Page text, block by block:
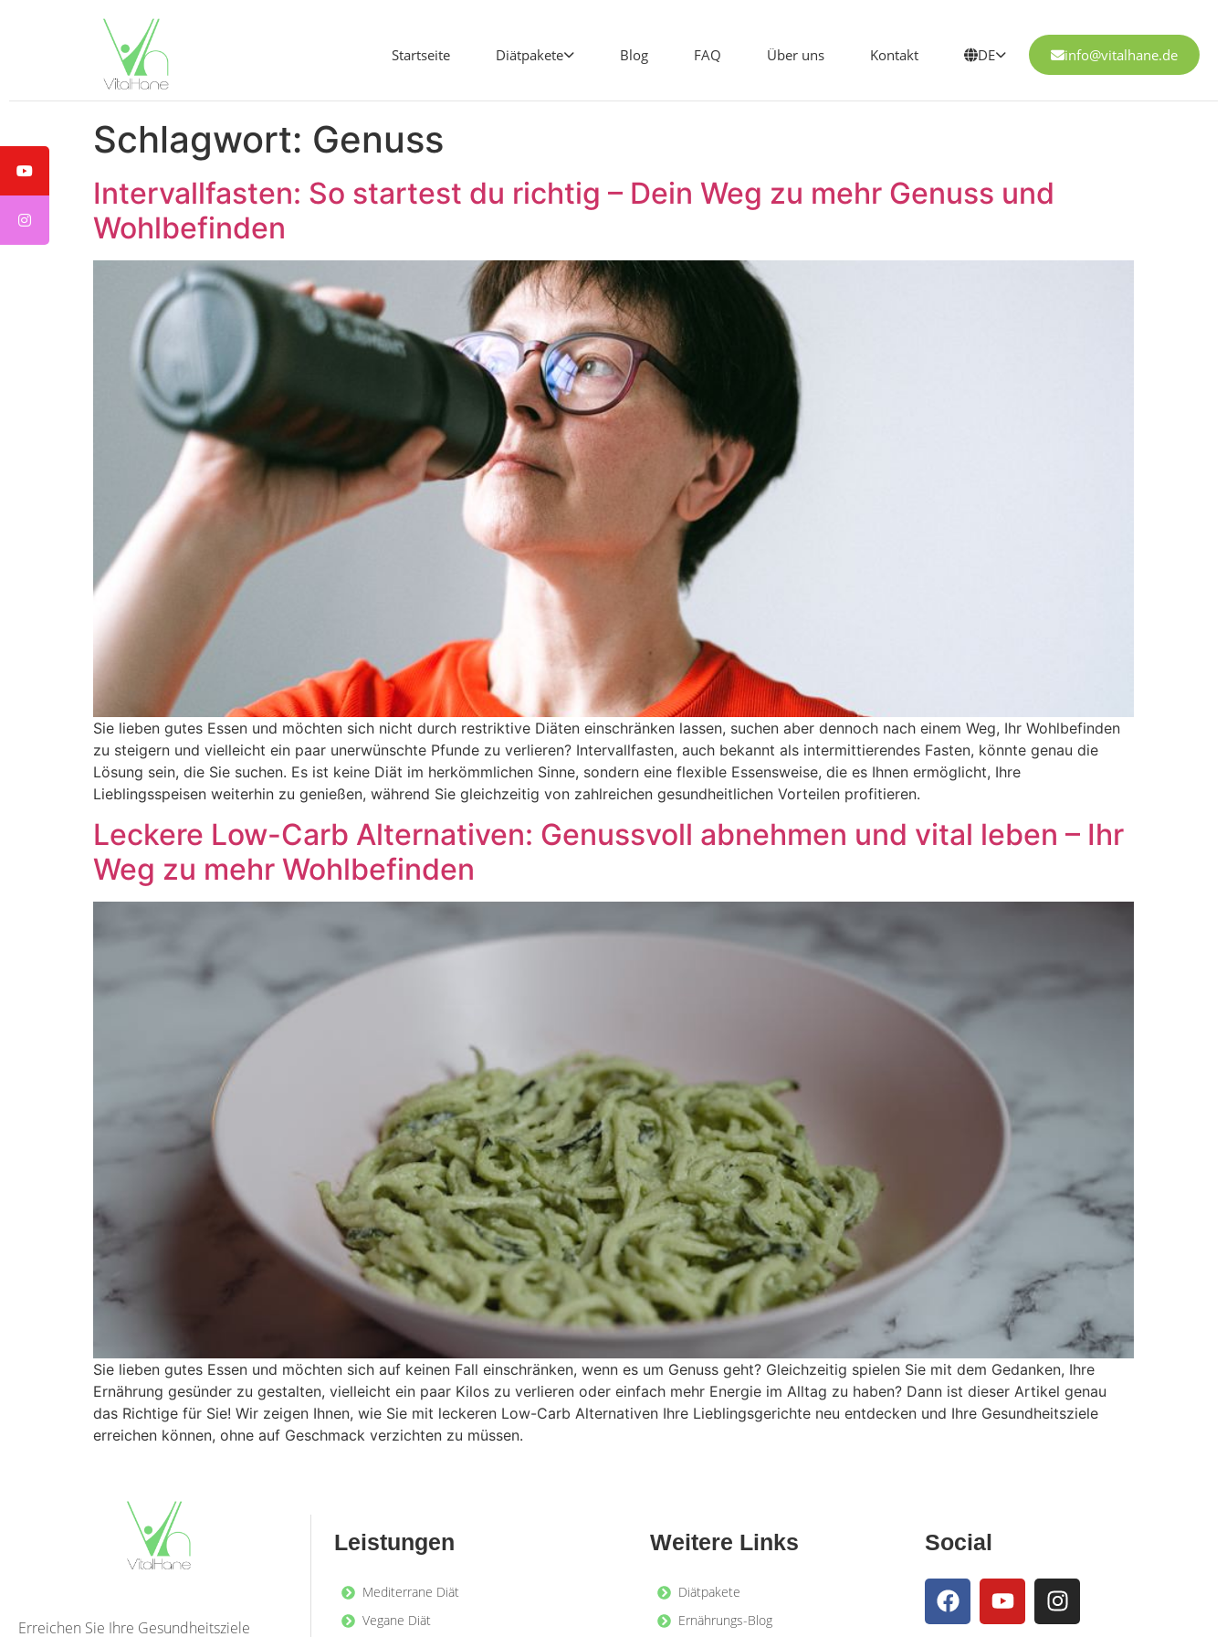
Startseite Diätpakete Blog FAQ Über uns Kontakt DE info@vitalhane.de
Schlagwort: Genuss
Intervallfasten: So startest du richtig – Dein Weg zu mehr Genuss und
Wohlbefinden
Sie lieben gutes Essen und möchten sich nicht durch restriktive Diäten einschränken lassen, suchen aber dennoch nach einem Weg, Ihr Wohlbefinden
zu steigern und vielleicht ein paar unerwünschte Pfunde zu verlieren? Intervallfasten, auch bekannt als intermittierendes Fasten, könnte genau die
Lösung sein, die Sie suchen. Es ist keine Diät im herkömmlichen Sinne, sondern eine flexible Essensweise, die es Ihnen ermöglicht, Ihre
Lieblingsspeisen weiterhin zu genießen, während Sie gleichzeitig von zahlreichen gesundheitlichen Vorteilen profitieren.
Leckere Low-Carb Alternativen: Genussvoll abnehmen und vital leben – Ihr
Weg zu mehr Wohlbefinden
Sie lieben gutes Essen und möchten sich auf keinen Fall einschränken, wenn es um Genuss geht? Gleichzeitig spielen Sie mit dem Gedanken, Ihre
Ernährung gesünder zu gestalten, vielleicht ein paar Kilos zu verlieren oder einfach mehr Energie im Alltag zu haben? Dann ist dieser Artikel genau
das Richtige für Sie! Wir zeigen Ihnen, wie Sie mit leckeren Low-Carb Alternativen Ihre Lieblingsgerichte neu entdecken und Ihre Gesundheitsziele
erreichen können, ohne auf Geschmack verzichten zu müssen.
Erreichen Sie Ihre Gesundheitsziele
Leistungen
Mediterrane Diät
Vegane Diät
Weitere Links
Diätpakete
Ernährungs-Blog
Social